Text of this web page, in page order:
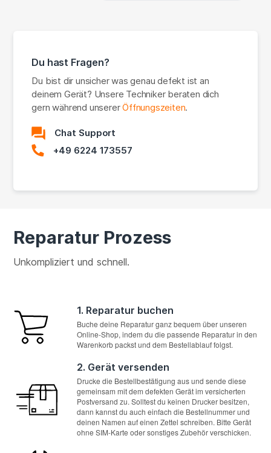
Du hast Fragen?
Du bist dir unsicher was genau defekt ist an
deinem Gerät? Unsere Techniker beraten dich
gern während unsererÖffnungszeiten.
Chat Support
+49 6224 173557
Reparatur Prozess
Unkompliziert und schnell.
1. Reparatur buchen
Buche deine Reparatur ganz bequem über unseren
Online-Shop, indem du die passende Reparatur in den
Warenkorb packst und dem Bestellablauf folgst.
2. Gerät versenden
Drucke die Bestellbestätigung aus und sende diese
gemeinsam mit dem defekten Gerät im versicherten
Postversand zu. Solltest du keinen Drucker besitzen,
dann kannst du auch einfach die Bestellnummer und
deinen Namen auf einen Zettel schreiben. Bitte Gerät
ohne SIM-Karte oder sonstiges Zubehör verschicken.